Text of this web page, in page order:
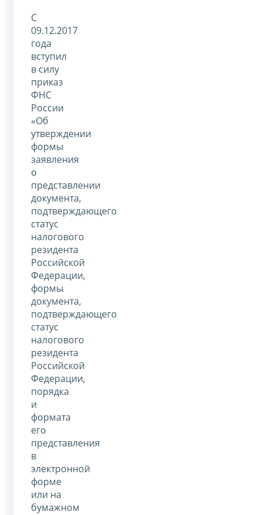
С
09.12.2017
года
вступил
в силу
приказ
ФНС
России
«Об
утверждении
формы
заявления
о
представлении
документа,
подтверждающего
статус
налогового
резидента
Российской
Федерации,
формы
документа,
подтверждающего
статус
налогового
резидента
Российской
Федерации,
порядка
и
формата
его
представления
в
электронной
форме
или на
бумажном